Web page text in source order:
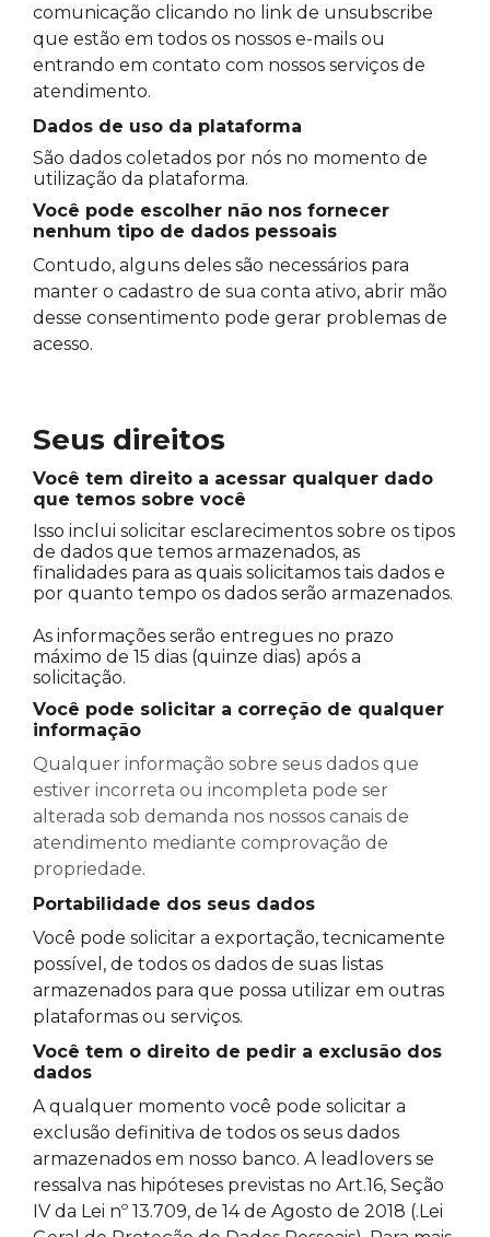
comunicação clicando no link de unsubscribe
que estão em todos os nossos e-mails ou
entrando em contato com nossos serviços de
atendimento.
Dados de uso da plataforma
São dados coletados por nós no momento de
utilização da plataforma.
Você pode escolher não nos fornecer
nenhum tipo de dados pessoais
Contudo, alguns deles são necessários para
manter o cadastro de sua conta ativo, abrir mão
desse consentimento pode gerar problemas de
acesso.
Seus direitos
Você tem direito a acessar qualquer dado
que temos sobre você
Isso inclui solicitar esclarecimentos sobre os tipos
de dados que temos armazenados, as
finalidades para as quais solicitamos tais dados e
por quanto tempo os dados serão armazenados.
As informações serão entregues no prazo
máximo de 15 dias (quinze dias) após a
solicitação.
Você pode solicitar a correção de qualquer
informação
Qualquer informação sobre seus dados que
estiver incorreta ou incompleta pode ser
alterada sob demanda nos nossos canais de
atendimento mediante comprovação de
propriedade.
Portabilidade dos seus dados
Você pode solicitar a exportação, tecnicamente
possível, de todos os dados de suas listas
armazenados para que possa utilizar em outras
plataformas ou serviços.
Você tem o direito de pedir a exclusão dos
dados
A qualquer momento você pode solicitar a
exclusão definitiva de todos os seus dados
armazenados em nosso banco. A leadlovers se
ressalva nas hipóteses previstas no Art.16, Seção
IV da Lei nº 13.709, de 14 de Agosto de 2018 (.Lei